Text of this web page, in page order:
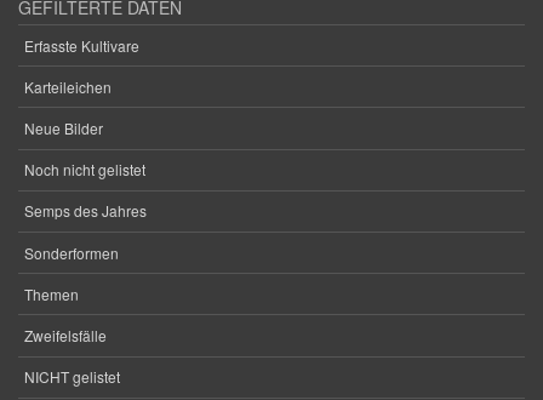
GEFILTERTE DATEN
Erfasste Kultivare
Karteileichen
Neue Bilder
Noch nicht gelistet
Semps des Jahres
Sonderformen
Themen
Zweifelsfälle
NICHT gelistet